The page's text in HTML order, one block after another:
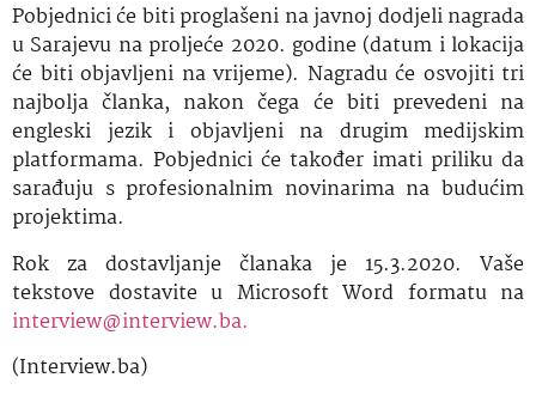
Pobjednici će biti proglašeni na javnoj dodjeli nagrada
u Sarajevu na proljeće 2020. godine (datum i lokacija
će biti objavljeni na vrijeme). Nagradu će osvojiti tri
najbolja članka, nakon čega će biti prevedeni na
engleski jezik i objavljeni na drugim medijskim
platformama. Pobjednici će također imati priliku da
sarađuju s profesionalnim novinarima na budućim
projektima.
Rok za dostavljanje članaka je 15.3.2020. Vaše
tekstove dostavite u Microsoft Word formatu na
interview@interview.ba.
(Interview.ba)